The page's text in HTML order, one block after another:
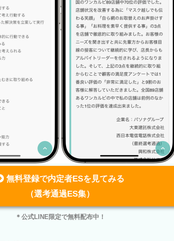
無料登録で内定者ESを見てみる
（選考通過ES集）
＊公式LINE限定で無料配布中！